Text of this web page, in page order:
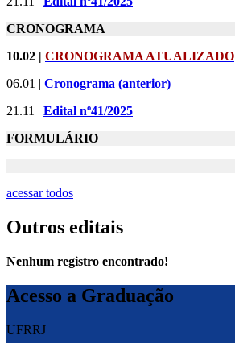
CRONOGRAMA
10.02 | CRONOGRAMA ATUALIZADO
06.01 | Cronograma (anterior)
21.11 | Edital nº41/2025
FORMULÁRIO
acessar todos
Outros editais
Nenhum registro encontrado!
Acesso a Graduação
UFRRJ